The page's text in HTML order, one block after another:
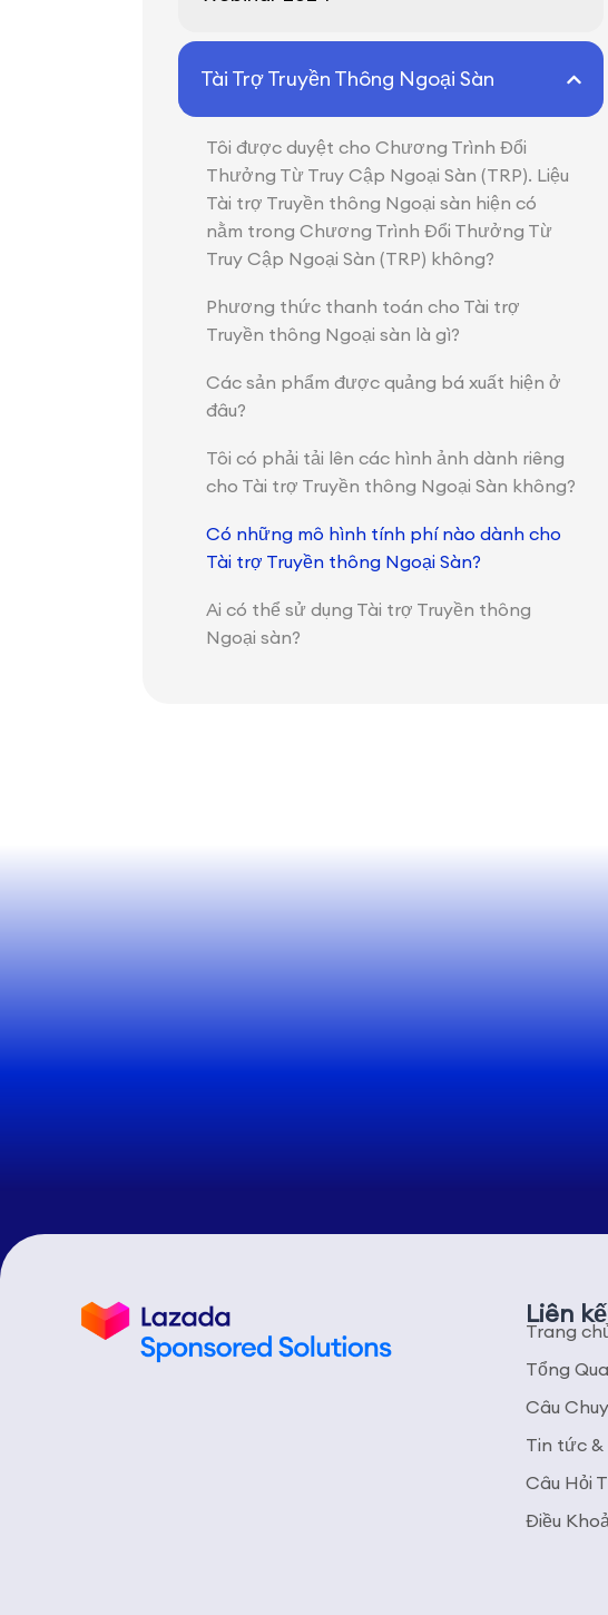
Tài Trợ Truyền Thông Ngoại Sàn
Tôi được duyệt cho Chương Trình Đổi
Thưởng Từ Truy Cập Ngoại Sàn (TRP). Liệu
Tài trợ Truyền thông Ngoại sàn hiện có
nằm trong Chương Trình Đổi Thưởng Từ
Truy Cập Ngoại Sàn (TRP) không?
Phương thức thanh toán cho Tài trợ
Truyền thông Ngoại sàn là gì?
Các sản phẩm được quảng bá xuất hiện ở
đâu?
Tôi có phải tải lên các hình ảnh dành riêng
cho Tài trợ Truyền thông Ngoại Sàn không?
Có những mô hình tính phí nào dành cho
Tài trợ Truyền thông Ngoại Sàn?
Ai có thể sử dụng Tài trợ Truyền thông
Ngoại sàn?
Liên
Trang
Tổng
Câu
Tin tức
Câu Hỏi
Điều